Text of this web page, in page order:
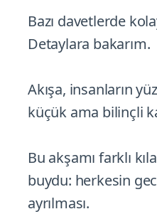
Bazı davetlerde
Detaylara bakarım.
Akışa, insanların
küçük ama bilinçli
Bu akşamı farklı
buydu: herkesin
ayrılması.